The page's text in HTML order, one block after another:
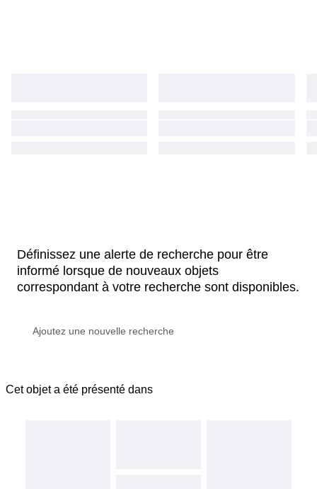
Définissez une alerte de recherche pour être
informé lorsque de nouveaux objets
correspondant à votre recherche sont disponibles.
Cet objet a été présenté dans